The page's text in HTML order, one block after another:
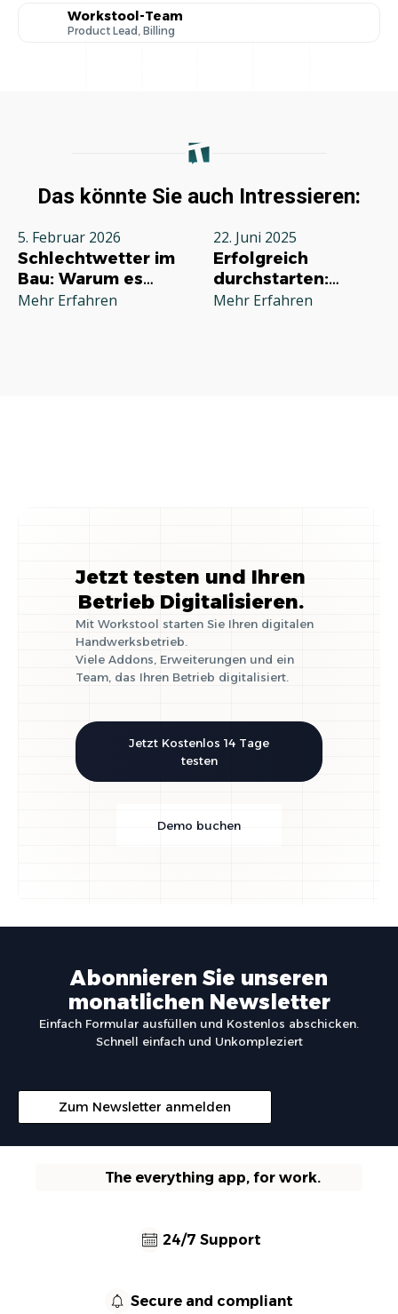
Workstool-Team
Product Lead, Billing
Das könnte Sie auch Intressieren:
5. Februar 2026
Schlechtwetter im
Bau: Warum es
jeden Betrieb
Mehr Erfahren
22. Juni 2025
Erfolgreich
durchstarten:
Deine
Mehr Erfahren
Jetzt testen und Ihren
Betrieb Digitalisieren.
Mit Workstool starten Sie Ihren digitalen
Handwerksbetrieb.
Viele Addons, Erweiterungen und ein
Team, das Ihren Betrieb digitalisiert.
Jetzt Kostenlos 14 Tage
testen
Demo buchen
Abonnieren Sie unseren
monatlichen Newsletter
Einfach Formular ausfüllen und Kostenlos abschicken.
Schnell einfach und Unkompleziert
Zum Newsletter anmelden
The everything app, for work.
24/7 Support
Secure and compliant